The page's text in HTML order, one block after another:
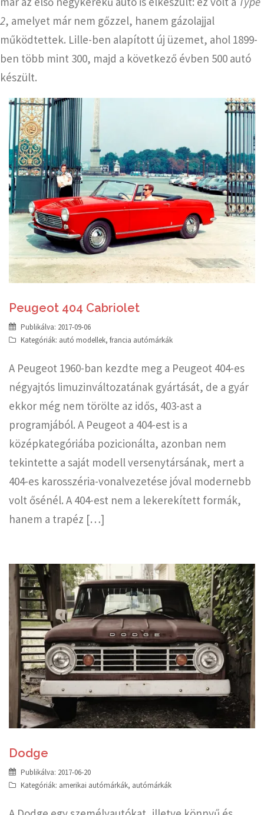
2, amelyet már nem gőzzel, hanem gázolajjal
működtettek. Lille-ben alapított új üzemet, ahol 1899-
ben több mint 300, majd a következő évben 500 autó
készült.
Peugeot 404 Cabriolet
Publikálva: 2017-09-06
Kategóriák: autó modellek, francia autómárkák
A Peugeot 1960-ban kezdte meg a Peugeot 404-es
négyajtós limuzinváltozatának gyártását, de a gyár
ekkor még nem törölte az idős, 403-ast a
programjából. A Peugeot a 404-est is a
középkategóriába pozicionálta, azonban nem
tekintette a saját modell versenytársának, mert a
404-es karosszéria-vonalvezetése jóval modernebb
volt ősénél. A 404-est nem a lekerekített formák,
hanem a trapéz […]
Dodge
Publikálva: 2017-06-20
Kategóriák: amerikai autómárkák, autómárkák